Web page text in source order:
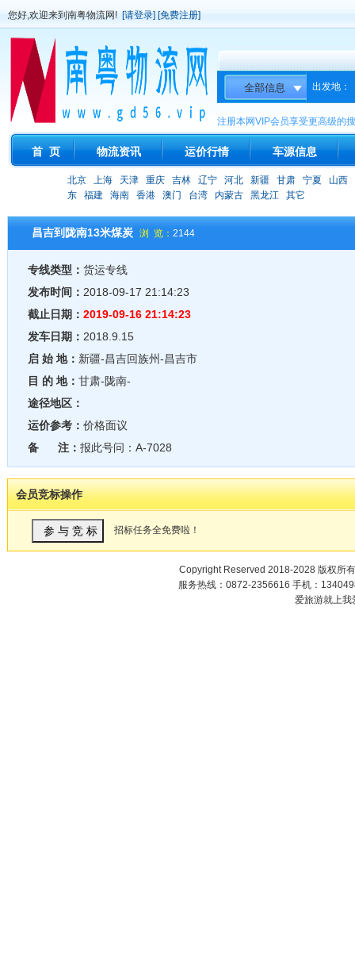
您好,欢迎来到南粤物流网! [请登录] [免费注册]
出发地：
注册本网VIP会员享受更高级的
首 页 物流资讯 运价行情 车源信息
北京 上海 天津 重庆 吉林 辽宁 河北 新疆 甘肃 宁夏
山西
东
福建 海南 香港 澳门 台湾 内蒙古 黑龙江 其它
昌吉到陇南13米煤炭 浏 览： 2144
专线类型： 货运专线
发布时间： 2018-09-17 21:14:23
截止日期： 2019-09-16 21:14:23
发车日期： 2018.9.15
启 始 地： 新疆-昌吉回族州-昌吉市
目 的 地： 甘肃-陇南-
途径地区：
运价参考： 价格面议
备 注： 报此号问：A-7028
会员竞标操作
招标任务全免费啦！
Copyright Reserved 2018-2028 版权所
服务热线：0872-2356616 手机：
爱旅游就上我